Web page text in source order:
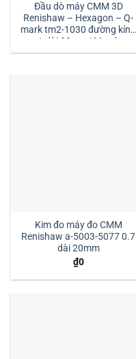
Đầu dò máy CMM 3D
Renishaw – Hexagon – Q-
mark tm2-1030 đường kính
1 dài 30mm:| Mstek
Technology
Kim đo máy đo CMM
Renishaw a-5003-5077 0.7
dài 20mm
₫0